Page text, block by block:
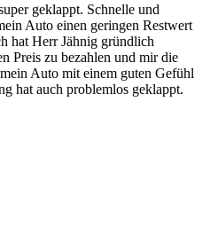
geklappt. Schnelle und
Auto einen geringen Restwert
hat Herr Jähnig gründlich
Preis zu bezahlen und mir die
Auto mit einem guten Gefühl
hat auch problemlos geklappt.